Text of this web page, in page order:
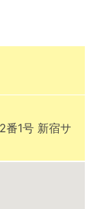
番1号 新宿サ